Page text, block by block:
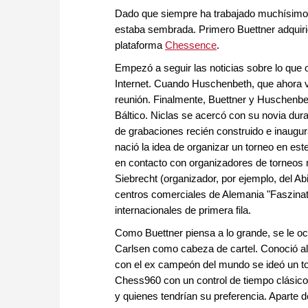
Dado que siempre ha trabajado
estaba sembrada. Primero Buettner
plataforma Chessence.
Empezó a seguir las noticias sobre lo
Internet. Cuando Huschenbeth, que
reunión. Finalmente, Buettner y
Báltico. Niclas se acercó con su novia
de grabaciones recién construido e
nació la idea de organizar un torneo en
en contacto con organizadores de
Siebrecht (organizador, por ejemplo, del
centros comerciales de Alemania
internacionales de primera fila.
Como Buettner piensa a lo grande, se le
Carlsen como cabeza de cartel. Conoció
con el ex campeón del mundo se ideó un
Chess960 con un control de tiempo
y quienes tendrían su preferencia. Aparte